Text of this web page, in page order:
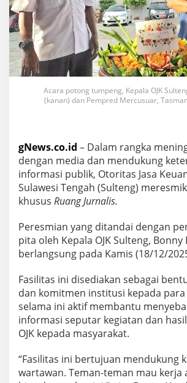
Acara potong tumpeng, Kepala OJK
(kanan) dan Pempred Mercusuar,
gNews.co.id – Dalam rangka
dengan media dan mendukung
informasi publik, Otoritas Jasa
Sulawesi Tengah (Sulteng)
khusus Ruang Jurnalis.
Peresmian yang ditandai dengan
pita oleh Kepala OJK Sulteng,
berlangsung pada Kamis (18/12/
Fasilitas ini disediakan sebagai
dan komitmen institusi kepada
selama ini aktif membantu
informasi seputar kegiatan dan
OJK kepada masyarakat.
“Fasilitas ini bertujuan mendukung
wartawan. Teman-teman mau kerja